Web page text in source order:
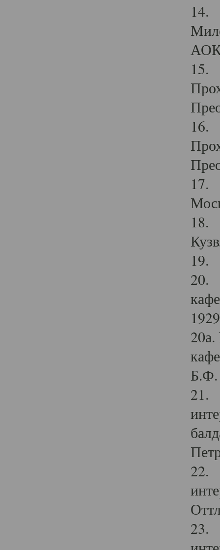
14.
15.
16.
17.
18.
19.
20.
Б.Ф.
21.
22.
23.